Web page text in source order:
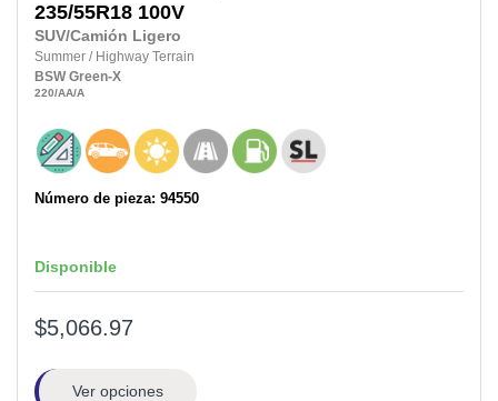
235/55R18 100V
SUV/Camión Ligero
Summer / Highway Terrain
BSW Green-X
220/AA/A
Número de pieza: 94550
Disponible
$5,066.97
Ver opciones